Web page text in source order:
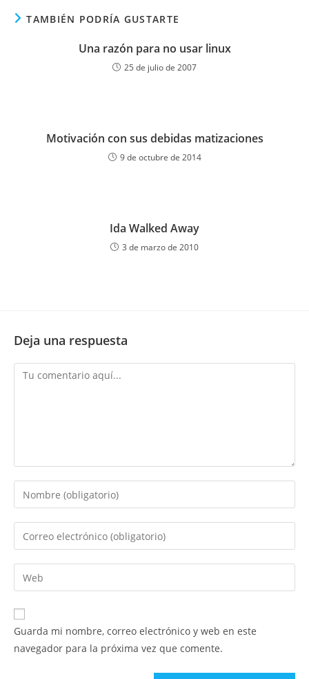
TAMBIÉN PODRÍA GUSTARTE
Una razón para no usar linux
25 de julio de 2007
Motivación con sus debidas matizaciones
9 de octubre de 2014
Ida Walked Away
3 de marzo de 2010
Deja una respuesta
Comentario
Introduce
tu
nombre
de
usuario
para
comentar
Introduce
tu
dirección
de
electrónico
para
comentar
Introduce
la
URL
de
Guarda mi nombre, correo electrónico y web en este
navegador para la próxima vez que comente.